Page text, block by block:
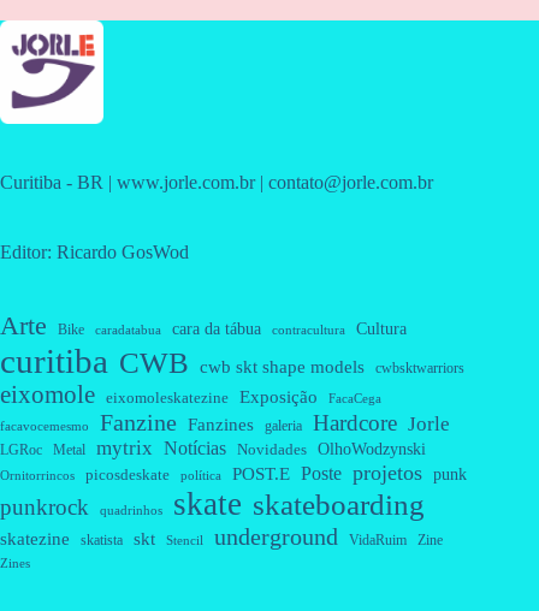
Curitiba - BR | www.jorle.com.br | contato@jorle.com.br
Editor: Ricardo GosWod
Arte Bike caradatabua cara da tábua contracultura Cultura
curitiba CWB cwb skt shape models cwbsktwarriors
eixomole eixomoleskatezine Exposição FacaCega
facavocemesmo Fanzine Fanzines galeria Hardcore Jorle
LGRoc Metal mytrix Notícias Novidades OlhoWodzynski
Ornitorrincos picosdeskate política POST.E Poste projetos punk
punkrock quadrinhos skate skateboarding
skatezine skatista skt Stencil underground VidaRuim Zine
Zines